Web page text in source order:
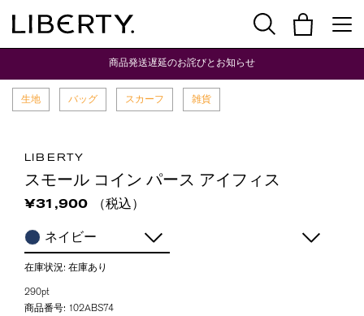
商品発送遅延のお詫びとお知らせ
生地 バッグ スカーフ 雑貨
LIBERTY
スモール コイン パース アイフィス
¥31,900
（税込）
ネイビー
在庫状況: 在庫あり
290pt
商品番号: 102ABS74